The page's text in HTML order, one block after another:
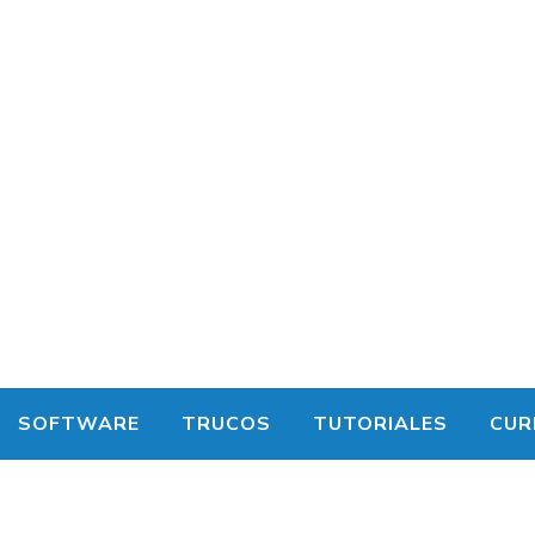
SOFTWARE TRUCOS TUTORIALES